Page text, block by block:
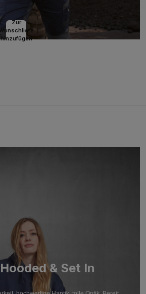
Zur
hinzufügen
& Set In